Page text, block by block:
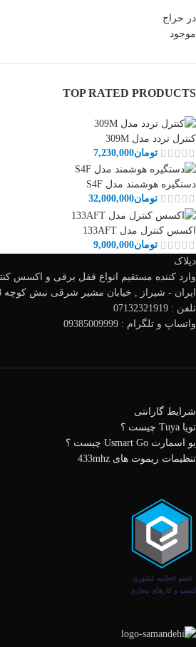
در حراج
موجود
TOP RATED PRODUCTS
کنترل تردد مدل 309M
تومان7,230,000
دستگیره هوشمند مدل S4F
تومان32,000,000
اکسس کنترل مدل 133AFT
تومان9,000,000
دیلاک
وارد کننده مستقیم انواع قفل برقی و اکسس
ایران - شیراز , خیابان مشیر شرقی نبش کوچه 18 پلاک 1
تلفن : 07132321919
واتساپ و تلگرام : 09385009999
شرایط گارانتی
تویا Tuya چیست ؟
یو اسمارت Usmart Go چیست ؟
تنظیمات ریموت های 433mhz